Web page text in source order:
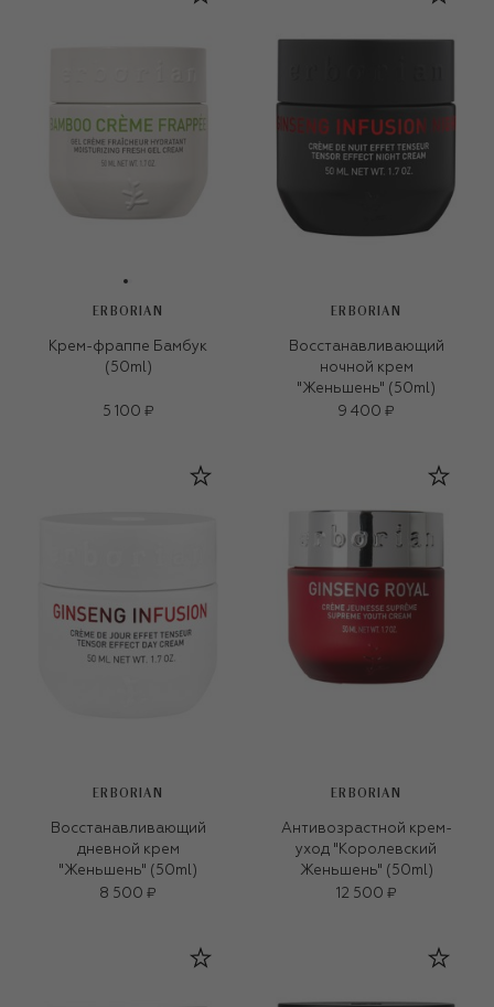
ERBORIAN
Крем-фраппе Бамбук
(50ml)
5 100 ₽
ERBORIAN
Восстанавливающий
ночной крем
"Женьшень" (50ml)
9 400 ₽
ERBORIAN
Восстанавливающий
дневной крем
"Женьшень" (50ml)
8 500 ₽
ERBORIAN
Антивозрастной крем-
уход "Королевский
Женьшень" (50ml)
12 500 ₽